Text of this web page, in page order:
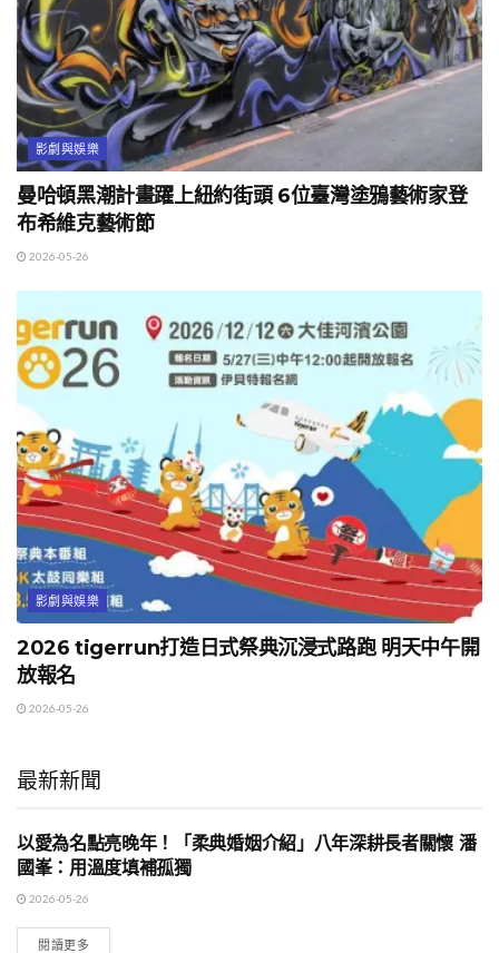
影劇與娛樂
曼哈頓黑潮計畫躍上紐約街頭 6位臺灣塗鴉藝術家登
布希維克藝術節
2026-05-26
影劇與娛樂
2026 tigerrun打造日式祭典沉浸式路跑 明天中午開
放報名
2026-05-26
最新新聞
影劇與娛樂
以愛為名點亮晚年！「柔典婚姻介紹」八年深耕長者關懷 潘
國峯：用溫度填補孤獨
2026-05-26
閱讀更多